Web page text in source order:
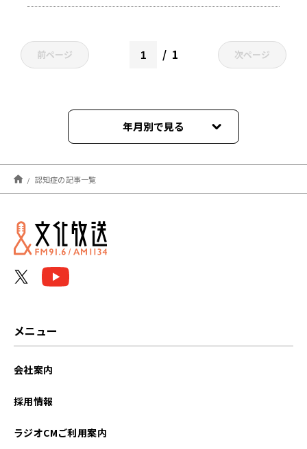
前ページ 1 次ページ
年月別で見る
2026年08月
2026年07月
2026年06月
認知症の記事一覧
メニュー
会社案内
採用情報
ラジオCMご利用案内